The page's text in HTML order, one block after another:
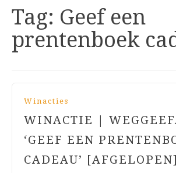
Tag: Geef een
prentenboek
Winacties
WINACTIE |
‘GEEF EEN
CADEAU’ [AFGELOPEN]